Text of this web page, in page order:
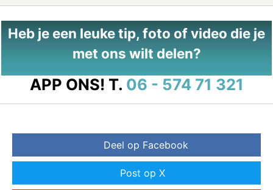
Heb je een leuke tip, foto of video die je
met ons wilt delen?
APP ONS! T. 06 - 574 71 321
Deel op Facebook
Post op X